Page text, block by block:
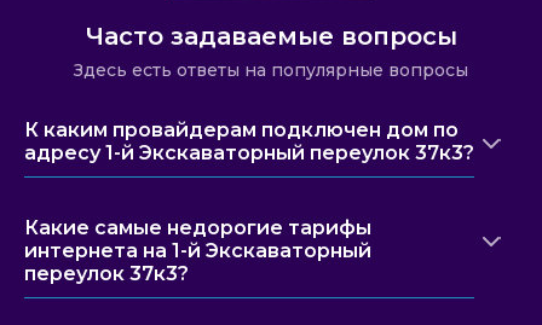
Часто задаваемые вопросы
Здесь есть ответы на популярные вопросы
К каким провайдерам подключен дом по
адресу 1-й Экскаваторный переулок 37к3?
Какие самые недорогие тарифы
интернета на 1-й Экскаваторный
переулок 37к3?